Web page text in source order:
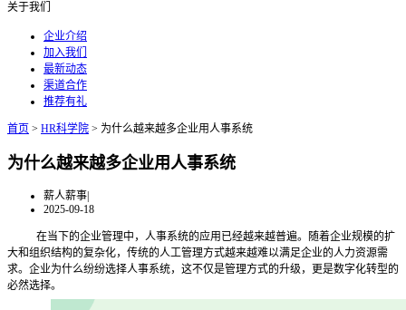
关于我们
企业介绍
加入我们
最新动态
渠道合作
推荐有礼
首页 > HR科学院 > 为什么越来越多企业用人事系统
为什么越来越多企业用人事系统
薪人薪事|
2025-09-18
在当下的企业管理中，人事系统的应用已经越来越普遍。随着企业规模的扩
大和组织结构的复杂化，传统的人工管理方式越来越难以满足企业的人力资源需
求。企业为什么纷纷选择人事系统，这不仅是管理方式的升级，更是数字化转型的
必然选择。